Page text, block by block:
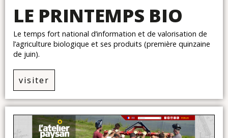
LE PRINTEMPS BIO
Le temps fort national d’information et de valorisation de
l’agriculture biologique et ses produits (première quinzaine
de juin).
visiter